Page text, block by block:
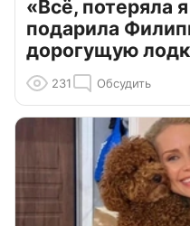
«Всё, потеряла
подарила
дорогущую
231 Обсудить